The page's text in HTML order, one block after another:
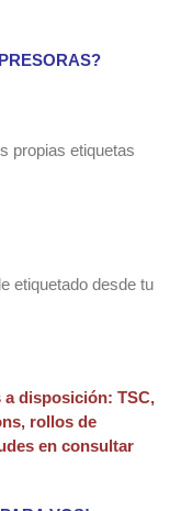
propias etiquetas
etiquetado desde tu
a disposición: TSC,
rollos de
en consultar